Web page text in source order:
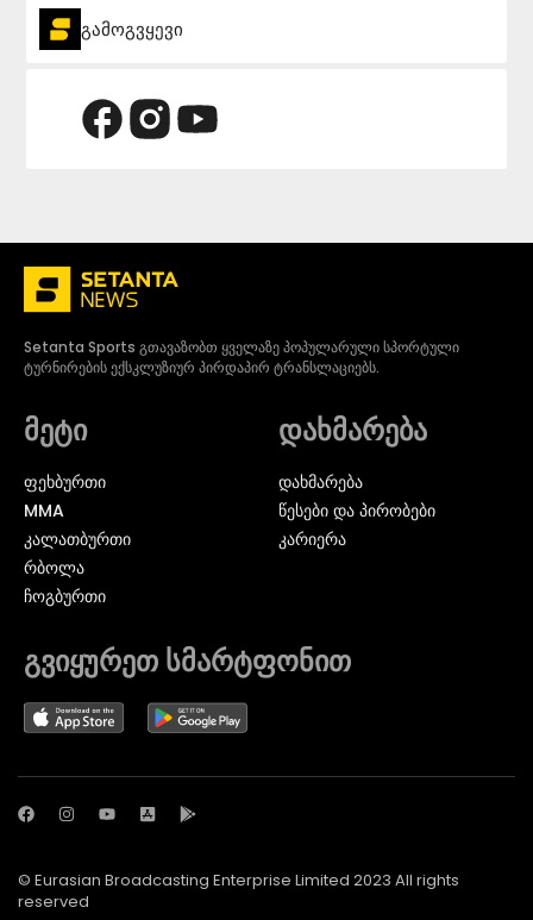
გამოგვყევი
Setanta Sports გთავაზობთ ყველაზე პოპულარული სპორტული
ტურნირების ექსკლუზიურ პირდაპირ ტრანსლაციებს.
მეტი
ᲤᲔᲮᲑᲣᲠᲗᲘ
MMA
ᲙᲐᲚᲐᲗᲑᲣᲠᲗᲘ
ᲠᲑᲝᲚᲐ
ᲩᲝᲒᲑᲣᲠᲗᲘ
დახმარება
დახმარება
წესები და პირობები
კარიერა
გვიყურეთ სმარტფონით
© Eurasian Broadcasting Enterprise Limited 2023 All rights
reserved